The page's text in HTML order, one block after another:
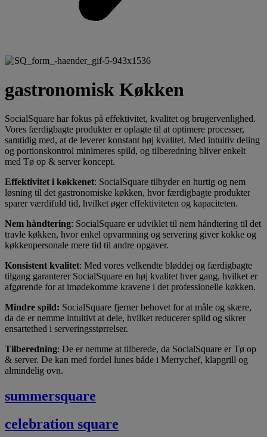
gastronomisk Køkken
SocialSquare har fokus på effektivitet, kvalitet og brugervenlighed.
Vores færdigbagte produkter er oplagte til at optimere processer,
samtidig med, at de leverer konstant høj kvalitet. Med intuitiv deling
og portionskontrol minimeres spild, og tilberedning bliver enkelt
med Tø op & server koncept.
Effektivitet i køkkenet: SocialSquare tilbyder en hurtig og nem
løsning til det gastronomiske køkken, hvor færdigbagte produkter
sparer værdifuld tid, hvilket øger effektiviteten og kapaciteten.
Nem håndtering: SocialSquare er udviklet til nem håndtering til det
travle køkken, hvor enkel opvarmning og servering giver kokke og
køkkenpersonale mere tid til andre opgaver.
Konsistent kvalitet: Med vores velkendte bløddej og færdigbagte
tilgang garanterer SocialSquare en høj kvalitet hver gang, hvilket er
afgørende for at imødekomme kravene i det professionelle køkken.
Mindre spild: SocialSquare fjerner behovet for at måle og skære,
da de er nemme intuitivt at dele, hvilket reducerer spild og sikrer
ensartethed i serveringsstørrelser.
Tilberedning: De er nemme at tilberede, da SocialSquare er Tø op
& server. De kan med fordel lunes både i Merrychef, klapgrill og
almindelig ovn.
summersquare
celebration square